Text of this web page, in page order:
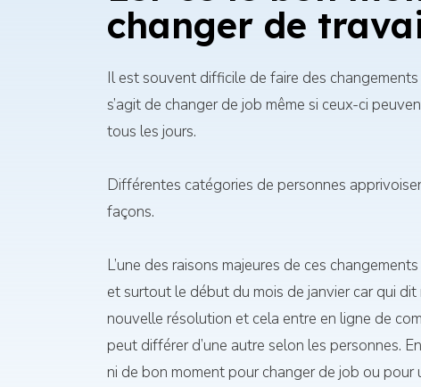
changer de
Il est souvent difficile de faire des
s’agit de changer de job même si ceux-ci
tous les jours.
Différentes catégories de personnes
façons.
L’une des raisons majeures de ces
et surtout le début du mois de janvier car qui
nouvelle résolution et cela entre en ligne de
peut différer d’une autre selon les personnes.
ni de bon moment pour changer de job ou pour